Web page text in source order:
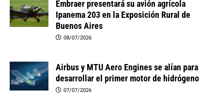
Embraer presentará su avión agrícola
Ipanema 203 en la Exposición Rural de
Buenos Aires
08/07/2026
Airbus y MTU Aero Engines se alían para
desarrollar el primer motor de hidrógeno
07/07/2026